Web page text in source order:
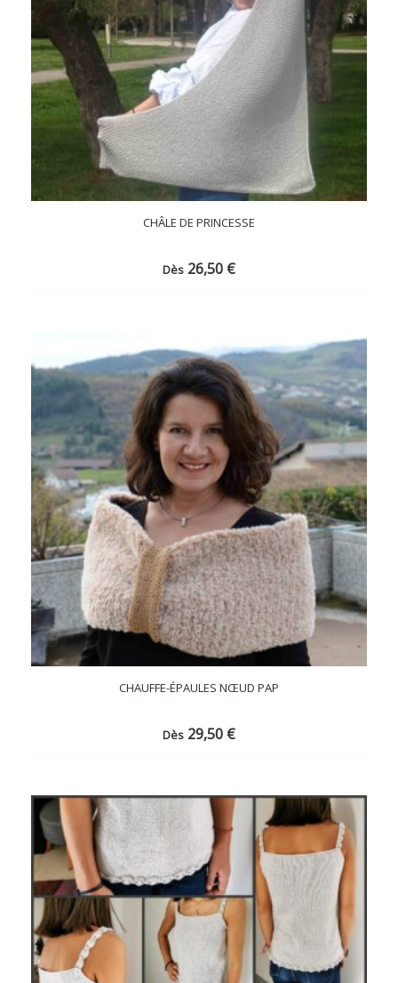
CHÂLE DE PRINCESSE
Dès 26,50 €
CHAUFFE-ÉPAULES NŒUD PAP
Dès 29,50 €